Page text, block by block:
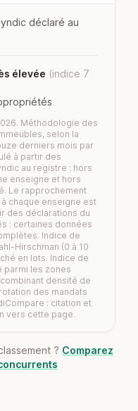
déclaré au
élevée (indice 7
Méthodologie des
selon la
derniers mois par
à partir des
au registre : hors
enseigne et hors
Le rapprochement
chaque enseigne est
des déclarations du
: certaines données
Indice de
Hirschman (0 à 10
en lots. Indice de
parmi les zones
densité de
des mandats
: citation et
vers cette page.
? Comparez